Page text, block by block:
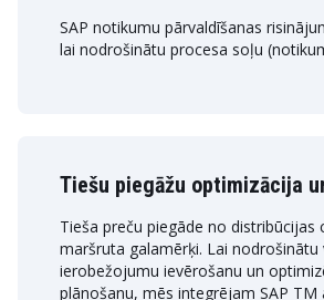
SAP notikumu pārvaldīšanas
lai nodrošinātu procesa soļu
Tiešu piegāžu optimizācija
Tieša preču piegāde no distribūcijas
maršruta galamērķi. Lai nodrošinātu
ierobežojumu ievērošanu un
plānošanu, mēs integrējam SAP TM